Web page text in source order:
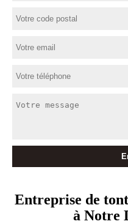
Entreprise de
à Notre